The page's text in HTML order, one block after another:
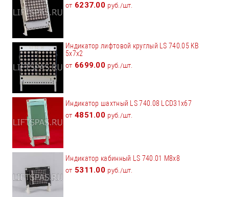
от 6237.00 руб./шт.
Индикатор лифтовой круглый LS 740.05 KB
5x7х2
от 6699.00 руб./шт.
Индикатор шахтный LS 740.08 LCD31x67
от 4851.00 руб./шт.
Индикатор кабинный LS 740.01 M8x8
от 5311.00 руб./шт.